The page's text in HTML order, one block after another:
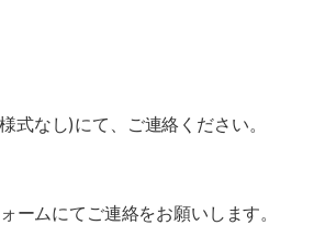
なし)にて、ご連絡ください。
ムにてご連絡をお願いします。